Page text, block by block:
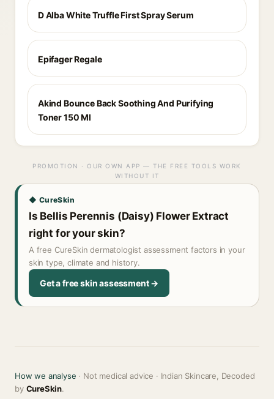
D Alba White Truffle First Spray Serum
Epifager Regale
Akind Bounce Back Soothing And Purifying
Toner 150 Ml
PROMOTION · OUR OWN APP — THE FREE TOOLS WORK
WITHOUT IT
◆ CureSkin
Is Bellis Perennis (Daisy) Flower Extract
right for your skin?
A free CureSkin dermatologist assessment factors in your
skin type, climate and history.
Get a free skin assessment →
How we analyse · Not medical advice · Indian Skincare, Decoded
by CureSkin.